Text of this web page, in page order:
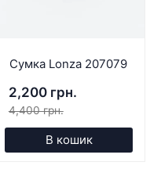
Сумка Lonza 207079
2,200 грн.
4,400 грн.
В кошик